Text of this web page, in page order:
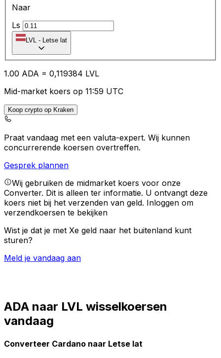
Naar
Ls
LVL - Letse lat
1.00 ADA = 0,119384 LVL
Mid-market koers op 11:59 UTC
Koop crypto op Kraken
Praat vandaag met een valuta-expert. Wij kunnen
concurrerende koersen overtreffen.
Gesprek plannen
Wij gebruiken de midmarket koers voor onze
Converter. Dit is alleen ter informatie. U ontvangt deze
koers niet bij het verzenden van geld. Inloggen om
verzendkoersen te bekijken
Wist je dat je met Xe geld naar het buitenland kunt
sturen?
Meld je vandaag aan
ADA naar LVL wisselkoersen
vandaag
Converteer Cardano naar Letse lat